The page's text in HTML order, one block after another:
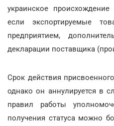
украинское
если экспортируемые
предприятием,
декларации поставщика
Срок действия
однако он аннулируется в
правил работы
получения статуса можно